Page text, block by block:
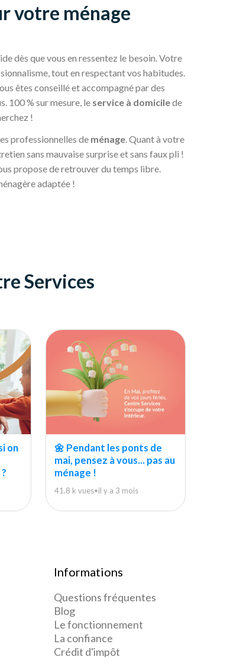
votre ménage
dès que vous en ressentez le besoin. Votre
tout en respectant vos habitudes.
êtes conseillé et accompagné par des
100 % sur mesure, le service à domicilede
!
professionnelles de ménage. Quant à votre
sans mauvaise surprise et sans faux pli !
propose de retrouver du temps libre.
adaptée !
Services
on
🌼 Pendant les ponts de
mai, pensez à vous... pas au
ménage !
41.8 k vues•il y a 3 mois
Informations
Questions fréquentes
Blog
Le fonctionnement
La confiance
Crédit d'impôt